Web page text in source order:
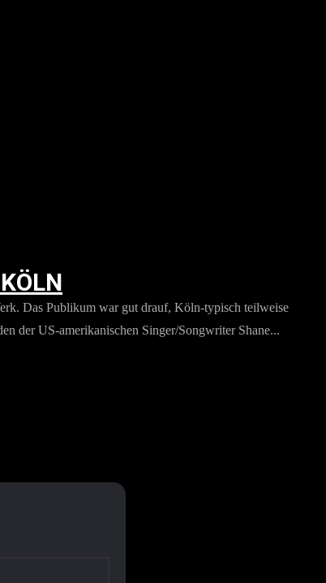
Das Publikum war gut drauf, Köln-typisch teilweise
der US-amerikanischen Singer/Songwriter Shane...